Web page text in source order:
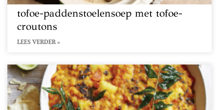
tofoe-paddenstoelensoep met tofoe-
croutons
LEES VERDER »